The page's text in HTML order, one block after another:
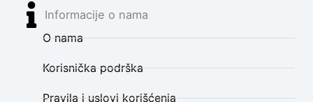
Informacije o nama
O nama
Korisnička podrška
Pravila i uslovi korišćenja